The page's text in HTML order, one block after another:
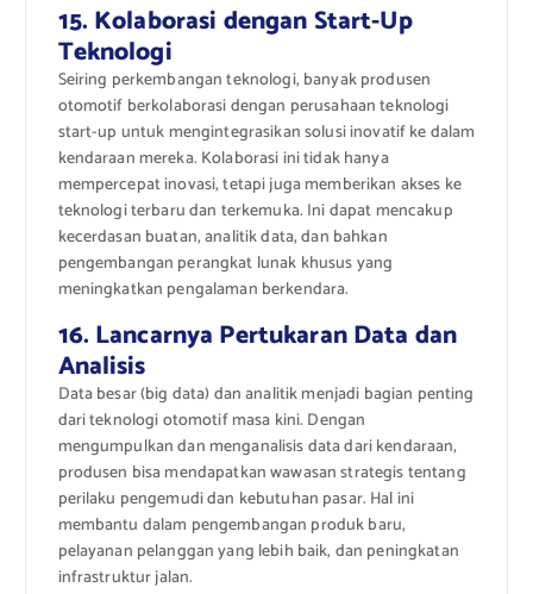
15. Kolaborasi dengan Start-Up
Teknologi
Seiring perkembangan teknologi, banyak produsen
otomotif berkolaborasi dengan perusahaan teknologi
start-up untuk mengintegrasikan solusi inovatif ke dalam
kendaraan mereka. Kolaborasi ini tidak hanya
mempercepat inovasi, tetapi juga memberikan akses ke
teknologi terbaru dan terkemuka. Ini dapat mencakup
kecerdasan buatan, analitik data, dan bahkan
pengembangan perangkat lunak khusus yang
meningkatkan pengalaman berkendara.
16. Lancarnya Pertukaran Data dan
Analisis
Data besar (big data) dan analitik menjadi bagian penting
dari teknologi otomotif masa kini. Dengan
mengumpulkan dan menganalisis data dari kendaraan,
produsen bisa mendapatkan wawasan strategis tentang
perilaku pengemudi dan kebutuhan pasar. Hal ini
membantu dalam pengembangan produk baru,
pelayanan pelanggan yang lebih baik, dan peningkatan
infrastruktur jalan.